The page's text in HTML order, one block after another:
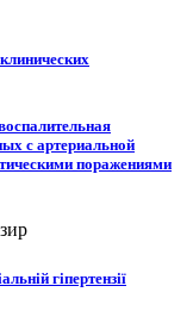
с артериальной
поражениями
гіпертензії